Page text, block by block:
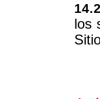
14.2
los